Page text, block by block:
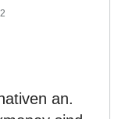
an.